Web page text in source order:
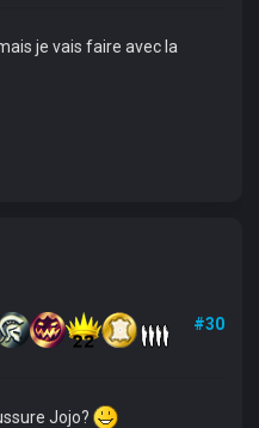
je vais faire avec la
#30
Jojo?